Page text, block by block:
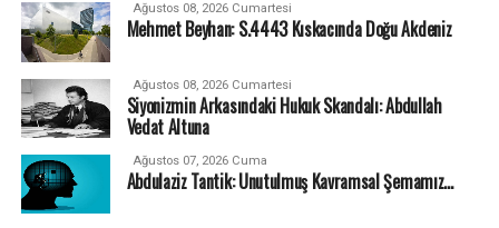
Ağustos 08, 2026 Cumartesi
Mehmet Beyhan: S.4443 Kıskacında Doğu Akdeniz
Ağustos 08, 2026 Cumartesi
Siyonizmin Arkasındaki Hukuk Skandalı: Abdullah
Vedat Altuna
Ağustos 07, 2026 Cuma
Abdulaziz Tantik: Unutulmuş Kavramsal Şemamız…